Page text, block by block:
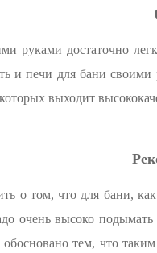
руками достаточно
и печи для бани
выходит
о том, что для бани,
очень высоко
тем, что